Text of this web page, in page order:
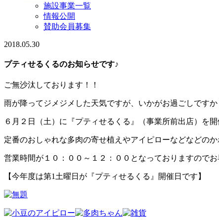
施設事業一覧
情報公開
賛助会員募集
2018.05.30
プティせるくるのお知らせです♪
ご無沙汰しております！！
雨が降ってジメジメした天気ですが、いかがお過ごしですか
６月２日（土）に『プティせるくる』（事業所前出店）を
定番のおしゃれな多肉の寄せ植えやアイピローなどなどの
営業時間が１０：００～１２：００となっておりますのでお
【今年度は第1土曜日が『プティせるくる』開催日です】